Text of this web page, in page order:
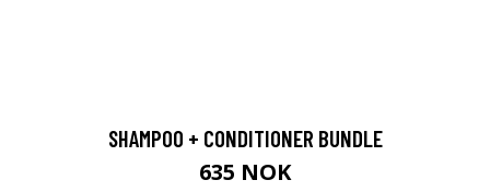
SHAMPOO + CONDITIONER BUNDLE
635 NOK